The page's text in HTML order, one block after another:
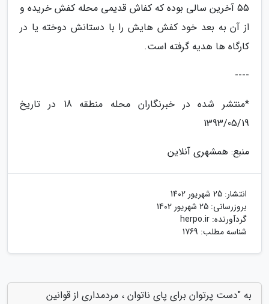
55 آخرین سالی بوده که کفاش قدیمی محله کفش خریده و
از آن به بعد خود کفش هایش را با دستانش دوخته یا در
کارگاه ها هدیه گرفته است.
----
*منتشر شده در خبرنگاران محله منطقه 18 در تاریخ
1393/05/19
منبع: همشهری آنلاین
انتشار: 25 شهریور 1402
بروزرسانی: 25 شهریور 1402
گردآورنده: herpo.ir
شناسه مطلب: 1769
به "دست پرتوان برای پای ناتوان ، مردمداری از قوانین